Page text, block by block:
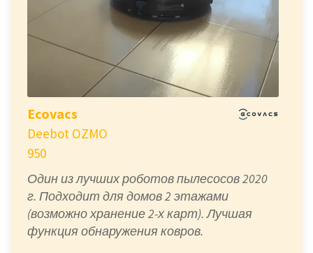
Ecovacs
Deebot OZMO
950
Один из лучших роботов пылесосов 2020
г. Подходит для домов 2 этажами
(возможно хранение 2-х карт). Лучшая
функция обнаружения ковров.